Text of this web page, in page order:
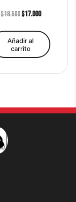
$18.500$17.000
Añadir al
carrito